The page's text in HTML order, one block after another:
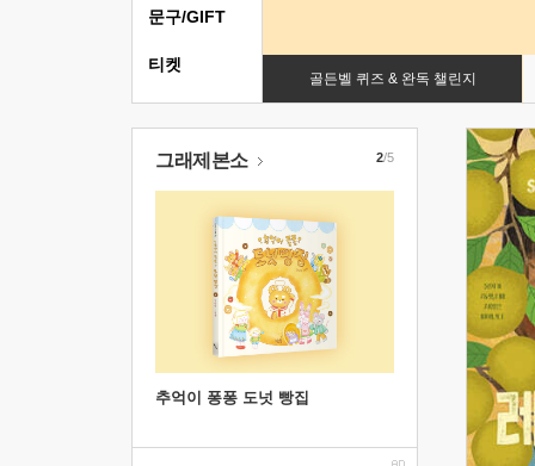
골든벨 퀴즈 & 완독 챌린지
문구/GIFT
티켓
그래제본소
추억이 퐁퐁 도넛 빵집
2/5